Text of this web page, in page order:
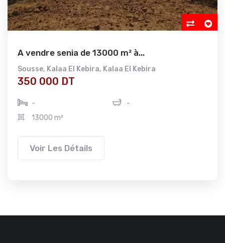
A vendre senia de 13000 m² à...
Sousse, Kalaa El Kebira, Kalaa El Kebira
350 000 DT
-
-
13000 m²
Voir Les Détails